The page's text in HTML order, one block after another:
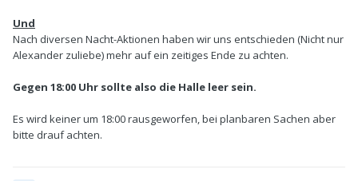
Und
Nach diversen Nacht-Aktionen haben wir uns entschieden (Nicht nur
Alexander zuliebe) mehr auf ein zeitiges Ende zu achten.
Gegen 18:00 Uhr sollte also die Halle leer sein.
Es wird keiner um 18:00 rausgeworfen, bei planbaren Sachen aber
bitte drauf achten.